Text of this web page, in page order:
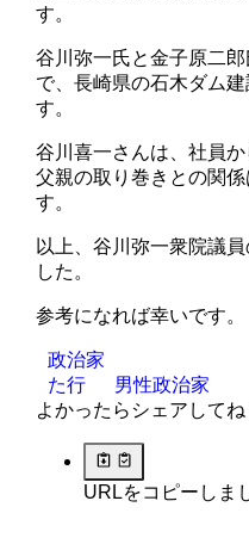
す。
谷川弥一氏と金子原二
で、長崎県の石木ダム
す。
谷川喜一さんは、社員
父親の取り巻きとの関
す。
以上、谷川弥一衆院議
した。
参考になれば幸いです。
政治家
た行
男性政治家
よかったらシェアしてね
URLをコピーしま